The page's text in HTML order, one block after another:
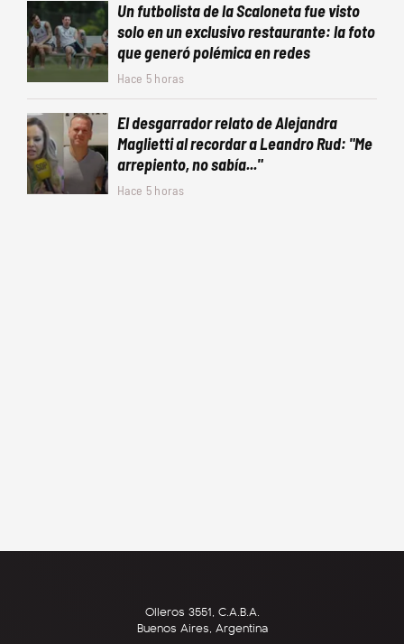
Un futbolista de la Scaloneta fue visto
solo en un exclusivo restaurante: la foto
que generó polémica en redes
Hace 5 horas
El desgarrador relato de Alejandra
Maglietti al recordar a Leandro Rud: "Me
arrepiento, no sabía..."
Hace 5 horas
Olleros 3551, C.A.B.A.
Buenos Aires, Argentina